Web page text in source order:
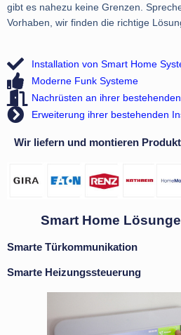
gibt es nahezu keine Grenzen.
Vorhaben, wir finden die richtige
Installation von Smart Home
Moderne Funk Systeme
Nachrüsten an ihrer
Erweiterung ihrer bestehenden
Wir liefern und montieren
Smart Home
Smarte Türkommunikation
Smarte Heizungssteuerung